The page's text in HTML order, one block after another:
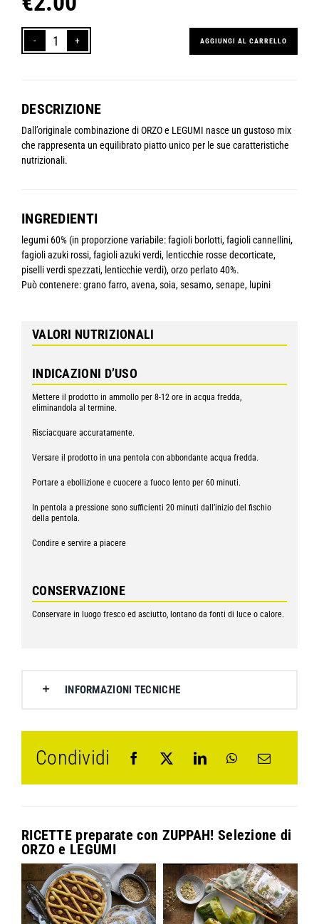
ZUPPAH!
e
quantità
AGGIUNGI AL CARRELLO
DESCRIZIONE
Dall’originale combinazione di ORZO e LEGUMI nasce un gustoso mix
che rappresenta un equilibrato piatto unico per le sue caratteristiche
nutrizionali.
INGREDIENTI
legumi 60% (in proporzione variabile: fagioli borlotti, fagioli cannellini,
fagioli azuki rossi, fagioli azuki verdi, lenticchie rosse decorticate,
piselli verdi spezzati, lenticchie verdi), orzo perlato 40%.
Può contenere: grano farro, avena, soia, sesamo, senape, lupini
VALORI NUTRIZIONALI
INDICAZIONI D’USO
Mettere il prodotto in ammollo per 8-12 ore in acqua fredda,
eliminandola al termine.
Risciacquare accuratamente.
Versare il prodotto in una pentola con abbondante acqua fredda.
Portare a ebollizione e cuocere a fuoco lento per 60 minuti.
In pentola a pressione sono sufficienti 20 minuti dall’inizio del fischio
della pentola.
Condire e servire a piacere
CONSERVAZIONE
Conservare in luogo fresco ed asciutto, lontano da fonti di luce o calore.
INFORMAZIONI TECNICHE
Condividi
RICETTE preparate con ZUPPAH! Selezione di
ORZO e LEGUMI